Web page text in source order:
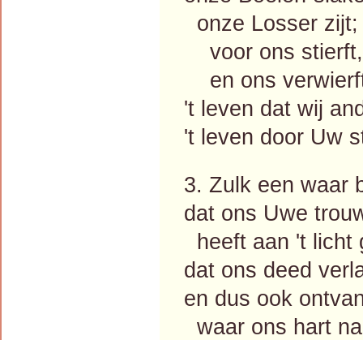
onze Losser zijt;
voor ons stierft,
en ons
't leven dat wij
't leven door Uw
3. Zulk een waar
dat ons Uwe
heeft aan 't licht
dat ons deed
en dus ook
waar ons hart